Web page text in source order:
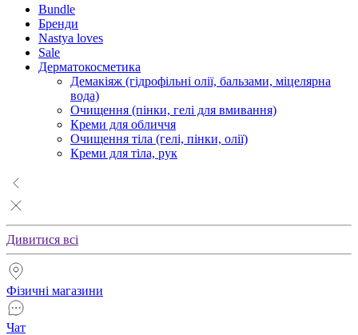
Bundle
Бренди
Nastya loves
Sale
Дерматокосметика
Демакіяж (гідрофільні олії, бальзами, міцелярна
вода)
Очищення (пінки, гелі для вмивання)
Креми для обличчя
Очищення тіла (гелі, пінки, олії)
Креми для тіла, рук
Дивитися всі
Фізичні магазини
Чат